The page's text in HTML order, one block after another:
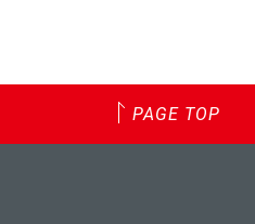
PAGE TOP